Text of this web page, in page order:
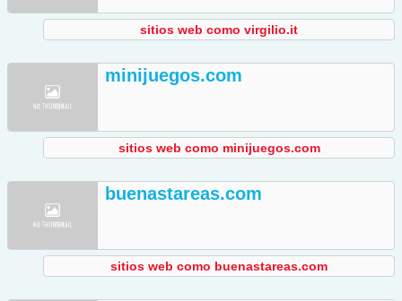
sitios web como virgilio.it
minijuegos.com
sitios web como minijuegos.com
buenastareas.com
sitios web como buenastareas.com